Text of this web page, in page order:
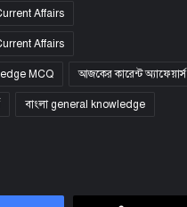
Affairs
Affairs
MCQ আজকের কারেন্ট অ্যাফেয়ার্স
বাংলা general knowledge